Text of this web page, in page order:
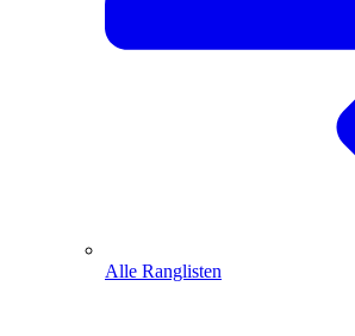
Alle Ranglisten